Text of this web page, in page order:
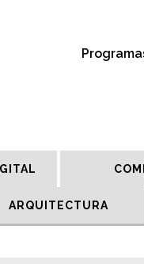
ARQUITECTURA